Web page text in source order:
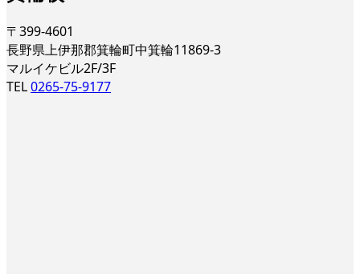
〒399-4601
長野県上伊那郡箕輪町中箕輪11869-3
マルイケビル2F/3F
TEL0265-75-9177